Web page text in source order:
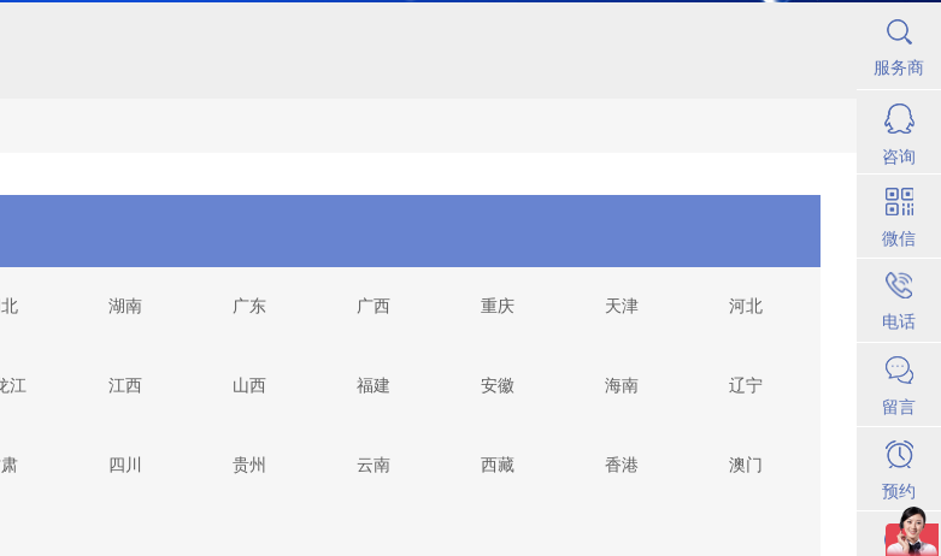
湖南 广东 广西 重庆 天津 河北
江 江西 山西 福建 安徽 海南 辽宁
四川 贵州 云南 西藏 香港 澳门
服务商
咨询
微信
电话
留言
预约